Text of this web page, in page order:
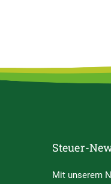
Steuer-
Mit unserem